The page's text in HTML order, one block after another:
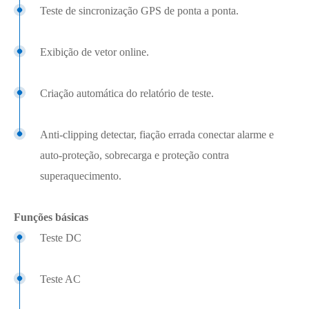
Teste de sincronização GPS de ponta a ponta.
Exibição de vetor online.
Criação automática do relatório de teste.
Anti-clipping detectar, fiação errada conectar alarme e
auto-proteção, sobrecarga e proteção contra
superaquecimento.
Funções básicas
Teste DC
Teste AC